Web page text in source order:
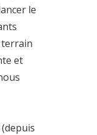
le
terrain
et